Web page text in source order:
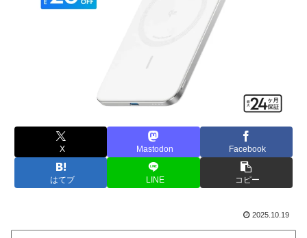
X Mastodon Facebook
はてブ LINE コピー
2025.10.19